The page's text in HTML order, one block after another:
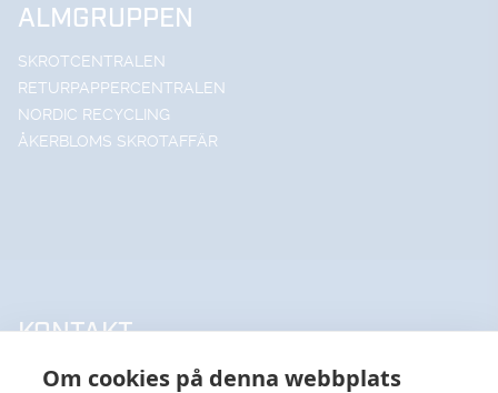
Om cookies på denna webbplats
ALMGRUPPEN
SKROTCENTRALEN
RETURPAPPERCENTRALEN
NORDIC RECYCLING
ÅKERBLOMS SKROTAFFÄR
KONTAKT
UPPSALA HANDELSSTÅL AB